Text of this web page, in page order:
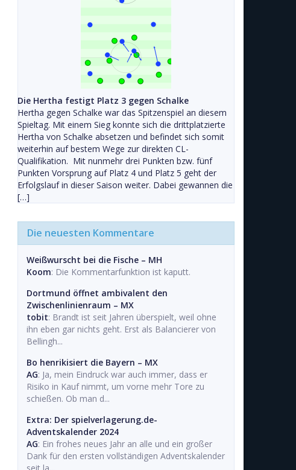
Die Hertha festigt Platz 3 gegen Schalke
Hertha gegen Schalke war das Spitzenspiel an diesem
Spieltag. Mit einem Sieg konnte sich die drittplatzierte
Hertha von Schalke absetzen und befindet sich somit
weiterhin auf bestem Wege zur direkten CL-
Qualifikation. Mit nunmehr drei Punkten bzw. fünf
Punkten Vorsprung auf Platz 4 und Platz 5 geht der
Erfolgslauf in dieser Saison weiter. Dabei gewannen die
[…]
Die neuesten Kommentare
Weißwurscht bei die Fische – MH
Koom: Die Kommentarfunktion ist kaputt.
Dortmund öffnet ambivalent den
Zwischenlinienraum – MX
tobit: Brandt ist seit Jahren überspielt, weil ohne
ihn eben gar nichts geht. Erst als Balancierer von
Bellingh...
Bo henrikisiert die Bayern – MX
AG: Ja, mein Eindruck war auch immer, dass er
Risiko in Kauf nimmt, um vorne mehr Tore zu
schießen. Ob man d...
Extra: Der spielverlagerung.de-
Adventskalender 2024
AG: Ein frohes neues Jahr an alle und ein großer
Dank für den ersten vollständigen Adventskalender